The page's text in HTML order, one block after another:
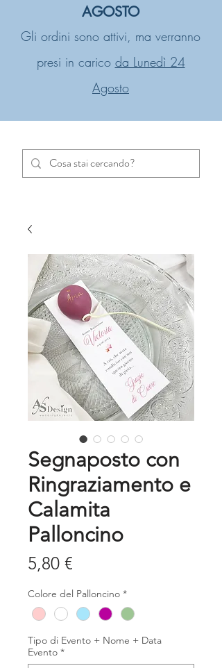
AGOSTO
Gli ordini sono attivi, ma verranno
presi in carico da Lunedì 24
Agosto
Segnaposto con
Ringraziamento e
Calamita
Palloncino
5,80 €
Colore del Palloncino *
Tipo di Evento + Nome + Data
Evento *